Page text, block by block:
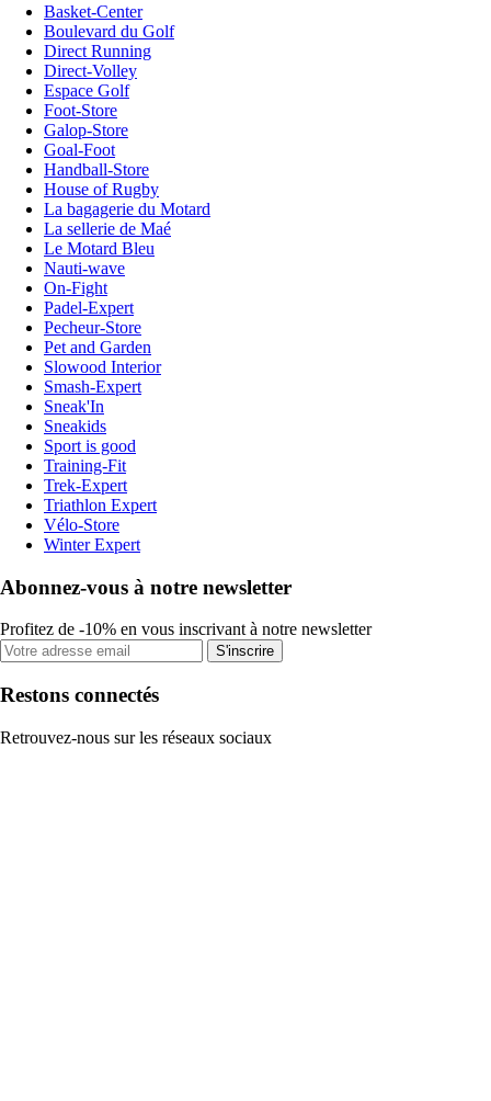
Basket-Center
Boulevard du Golf
Direct Running
Direct-Volley
Espace Golf
Foot-Store
Galop-Store
Goal-Foot
Handball-Store
House of Rugby
La bagagerie du Motard
La sellerie de Maé
Le Motard Bleu
Nauti-wave
On-Fight
Padel-Expert
Pecheur-Store
Pet and Garden
Slowood Interior
Smash-Expert
Sneak'In
Sneakids
Sport is good
Training-Fit
Trek-Expert
Triathlon Expert
Vélo-Store
Winter Expert
Abonnez-vous à notre newsletter
Profitez de -10% en vous inscrivant à notre newsletter
S'inscrire
Restons connectés
Retrouvez-nous sur les réseaux sociaux